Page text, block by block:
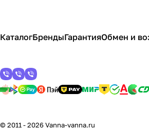
КаталогБрендыГарантияОбмен и
© 2011 - 2026 Vanna-vanna.ru